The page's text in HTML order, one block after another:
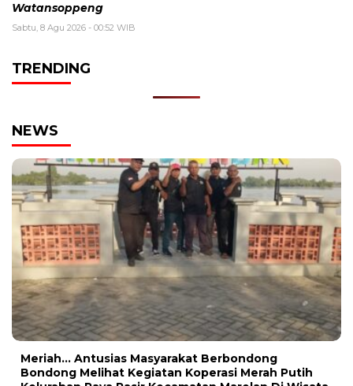
Watansoppeng
Sabtu, 8 Agu 2026 - 00:52 WIB
TRENDING
NEWS
Meriah… Antusias Masyarakat Berbondong
Bondong Melihat Kegiatan Koperasi Merah Putih